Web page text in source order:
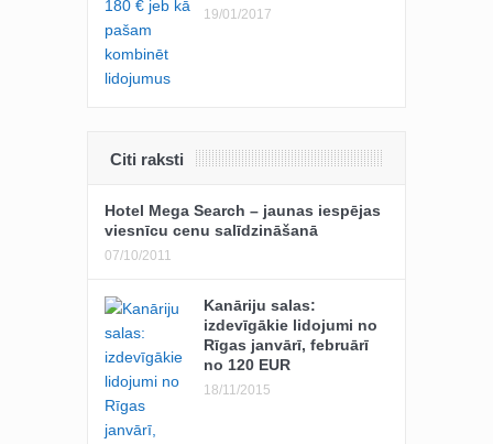
19/01/2017
Citi raksti
Hotel Mega Search – jaunas iespējas
viesnīcu cenu salīdzināšanā
07/10/2011
Kanāriju salas:
izdevīgākie lidojumi no
Rīgas janvārī, februārī
no 120 EUR
18/11/2015